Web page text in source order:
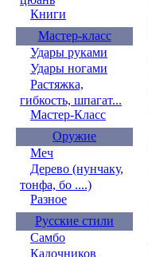
Книги
Мастер-класс
Удары руками
Удары ногами
Растяжка,
гибкость, шпагат...
Мастер-Класс
Оружие
Меч
Дерево (нунчаку,
тонфа, бо ....)
Разное
Русские стили
Самбо
Кадочников